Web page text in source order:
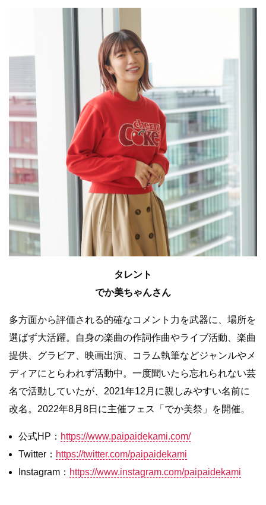
タレント
でか美ちゃんさん
多方面から評価される的確なコメント力を武器に、場所を
選ばず大活躍。自身の楽曲の作詞作曲やライブ活動、楽曲
提供、グラビア、映画出演、コラム執筆などジャンルやメ
ディアにとらわれず活動中。一度聞いたら忘れられない芸
名で活動していたが、2021年12月に親しみやすい名前に
改名。2022年8月8日に主催フェス「でか美祭」を開催。
公式HP： https://www.paipaidekami.com/
Twitter： https://twitter.com/paipaidekami
Instagram： https://www.instagram.com/paipaidekami